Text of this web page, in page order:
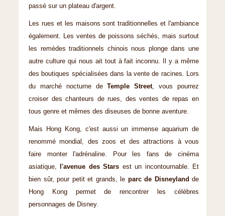
passé sur un plateau d'argent.
Les rues et les maisons sont traditionnelles et l'ambiance
également. Les ventes de poissons séchés, mais surtout
les remèdes traditionnels chinois nous plonge dans une
autre culture qui nous ait tout à fait inconnu. Il y a même
des boutiques spécialisées dans la vente de racines. Lors
du marché nocturne deTemple Street, vous pourrez
croiser des chanteurs de rues, des ventes de repas en
tous genre et mêmes des diseuses de bonne aventure.
Mais Hong Kong, c'est aussi un immense aquarium de
renommé mondial, des zoos et des attractions à vous
faire monter l'adrénaline. Pour les fans de cinéma
asiatique,
l'avenue des Stars est un incontournable. Et
bien sûr, pour petit et grands, le parc de Disneyland de
Hong Kong permet de rencontrer les célèbres
personnages de Disney.